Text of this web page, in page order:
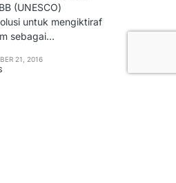
(UNESCO)
untuk mengiktiraf
sebagai…
21, 2016